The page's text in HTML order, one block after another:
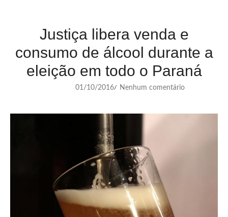
Justiça libera venda e
consumo de álcool durante a
eleição em todo o Paraná
01/10/2016/ Nenhum comentário